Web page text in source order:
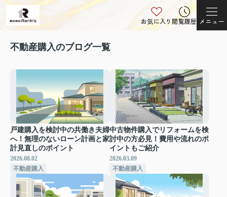
お気に入り閲覧履歴 メニュー
不動産購入のブログ一覧
戸建購入を検討中の共働き夫婦
へ！無理のないローン計画と家
計見直しのポイント
2026.08.02
不動産購入
中古物件購入でリフォームを検
討中の方必見！費用や流れのポ
イントもご紹介
2026.03.09
不動産購入